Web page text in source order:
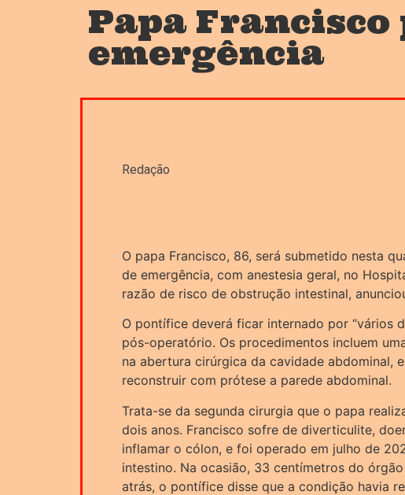
Papa
emergência
Redação
O papa Francisco, 86, será submetido nesta
de emergência, com anestesia geral, no
razão de risco de obstrução intestinal,
O pontífice deverá ficar internado por “vários
pós-operatório. Os procedimentos incluem
na abertura cirúrgica da cavidade abdominal,
reconstruir com prótese a parede abdominal.
Trata-se da segunda cirurgia que o papa
dois anos. Francisco sofre de diverticulite,
inflamar o cólon, e foi operado em julho de
intestino. Na ocasião, 33 centímetros do
atrás, o pontífice disse que a condição havia